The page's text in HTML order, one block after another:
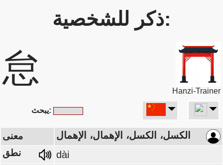
ذكر للشخصية:
怠
Hanzi-Trainer
يبحث:
معنى الكسل، الكسل، الإهمال، الإهمال
نطق dài